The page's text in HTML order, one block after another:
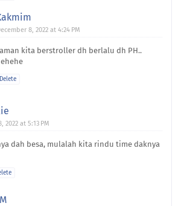
8, 2022 at 4:24 PM
kita berstroller dh berlalu dh PH..
Delete
2022 at 5:13 PM
dah besa, mulalah kita rindu time daknya